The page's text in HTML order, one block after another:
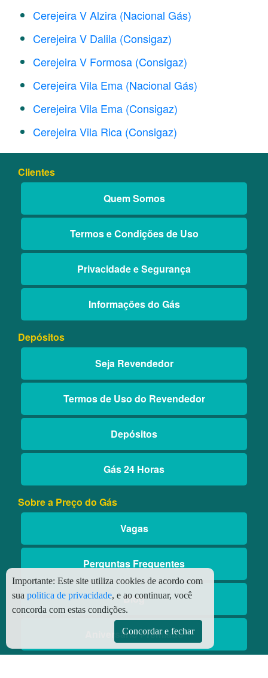
Cerejeira V Alzira (Nacional Gás)
Cerejeira V Dalila (Consigaz)
Cerejeira V Formosa (Consigaz)
Cerejeira Vila Ema (Nacional Gás)
Cerejeira Vila Ema (Consigaz)
Cerejeira Vila Rica (Consigaz)
Clientes
Quem Somos
Termos e Condições de Uso
Privacidade e Segurança
Informações do Gás
Depósitos
Seja Revendedor
Termos de Uso do Revendedor
Depósitos
Gás 24 Horas
Sobre a Preço do Gás
Vagas
Perguntas Frequentes
Blog
Aniversário Premiado
Importante: Este site utiliza cookies de acordo com
sua politica de privacidade, e ao continuar, você
concorda com estas condições.
Concordar e fechar